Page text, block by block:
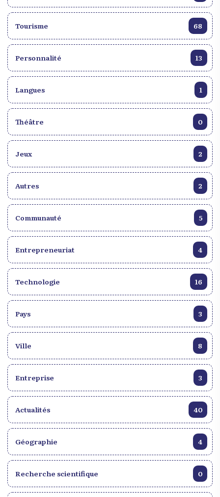
Tourisme 68
Personnalité 13
Langues 1
Théâtre 0
Jeux 2
Autres 2
Communauté 5
Entrepreneuriat 4
Technologie 16
Pays 3
Ville 8
Entreprise 3
Actualités 40
Géographie 4
Recherche scientifique 0